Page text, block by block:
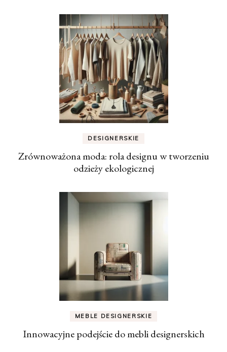
DESIGNERSKIE
Zrównoważona moda: rola designu w tworzeniu
odzieży ekologicznej
MEBLE DESIGNERSKIE
Innowacyjne podejście do mebli designerskich